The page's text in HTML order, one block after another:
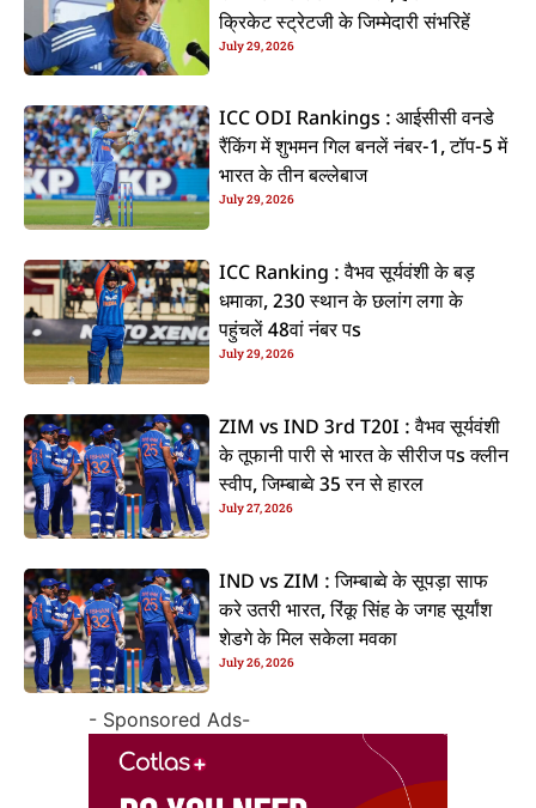
क्रिकेट स्ट्रेटजी के जिम्मेदारी संभरिहें
July 29, 2026
ICC ODI Rankings : आईसीसी वनडे
रैंकिंग में शुभमन गिल बनलें नंबर-1, टॉप-5 में
भारत के तीन बल्लेबाज
July 29, 2026
ICC Ranking : वैभव सूर्यवंशी के बड़
धमाका, 230 स्थान के छलांग लगा के
पहुंचलें 48वां नंबर पs
July 29, 2026
ZIM vs IND 3rd T20I : वैभव सूर्यवंशी
के तूफानी पारी से भारत के सीरीज पs क्लीन
स्वीप, जिम्बाब्वे 35 रन से हारल
July 27, 2026
IND vs ZIM : जिम्बाब्वे के सूपड़ा साफ
करे उतरी भारत, रिंकू सिंह के जगह सूर्यांश
शेडगे के मिल सकेला मवका
July 26, 2026
- Sponsored Ads-